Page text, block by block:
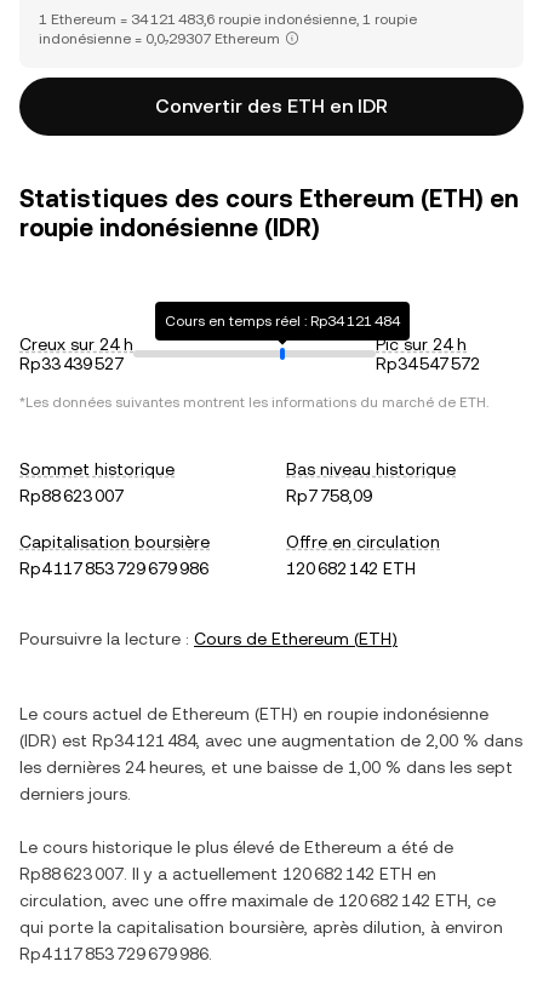
1 Ethereum = 34 121 483,6 roupie indonésienne, 1 roupie
indonésienne = 0,0₇29307 Ethereum
Convertir des ETH en IDR
Statistiques des cours Ethereum (ETH) en
roupie indonésienne (IDR)
Creux sur 24 h
Rp33 439 527
Cours en temps réel : Rp34 121 484
Pic sur 24 h
Rp34 547 572
*Les données suivantes montrent les informations du marché de ETH.
Sommet historique
Rp88 623 007
Bas niveau historique
Rp7 758,09
Capitalisation boursière
Rp4 117 853 729 679 986
Offre en circulation
120 682 142 ETH
Poursuivre la lecture : Cours de Ethereum (ETH)
Le cours actuel de Ethereum (ETH) en roupie indonésienne
(IDR) est Rp34 121 484, avec une augmentation de 2,00 % dans
les dernières 24 heures, et une baisse de 1,00 % dans les sept
derniers jours.
Le cours historique le plus élevé de Ethereum a été de
Rp88 623 007 . Il y a actuellement 120 682 142 ETH en
circulation, avec une offre maximale de 120 682 142 ETH , ce
qui porte la capitalisation boursière, après dilution, à environ
Rp4 117 853 729 679 986